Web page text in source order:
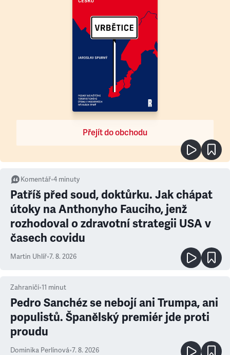
Přejít do obchodu
Komentář•4 minuty
Patříš před soud, doktůrku. Jak chápat
útoky na Anthonyho Fauciho, jenž
rozhodoval o zdravotní strategii USA v
časech covidu
Martin Uhlíř•7. 8. 2026
Zahraničí•11 minut
Pedro Sanchéz se nebojí ani Trumpa, ani
populistů. Španělský premiér jde proti
proudu
Dominika Perlínová•7. 8. 2026